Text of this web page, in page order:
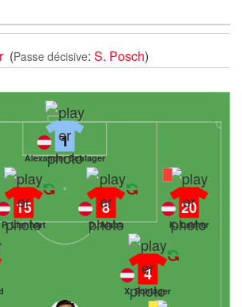
(Passe décisive: S. Posch)
1
Alexander Schlager
20
K. Laimer
8
D. Alaba
15
P. Lienhart
4
X. Schlager